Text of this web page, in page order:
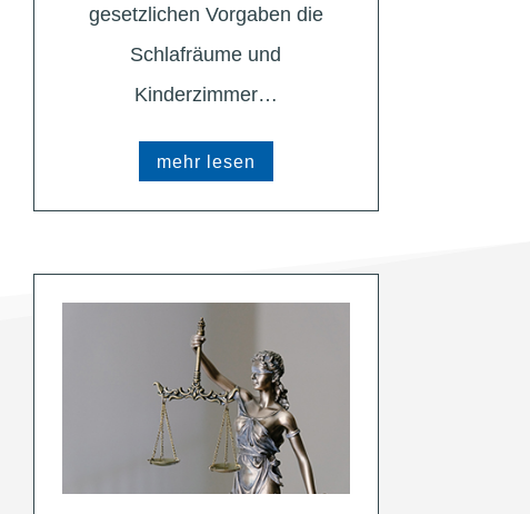
gesetzlichen Vorgaben die
Schlafräume und
Kinderzimmer…
mehr lesen